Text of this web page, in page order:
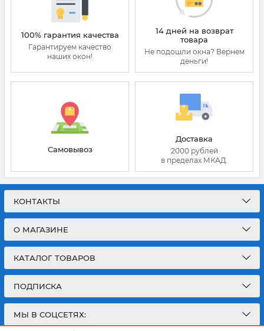
100% гарантия качества
Гарантируем качество
наших окон!
14 дней на возврат
товара
Не подошли окна? Вернем
деньги!
Самовывоз
Доставка
2000 рублей
в пределах МКАД.
КОНТАКТЫ
О МАГАЗИНЕ
КАТАЛОГ ТОВАРОВ
ПОДПИСКА
МЫ В СОЦСЕТЯХ: